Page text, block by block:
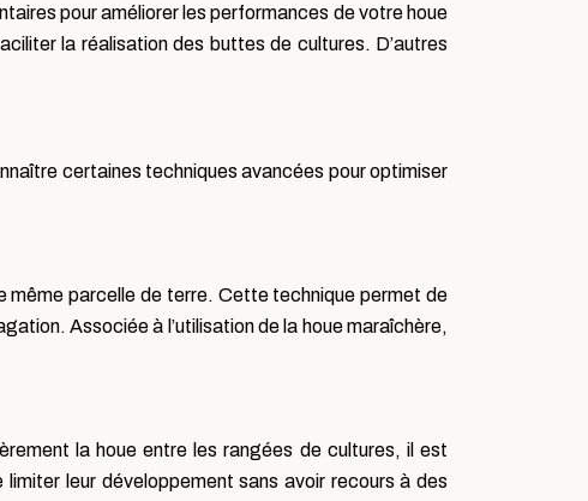
pour améliorer les performances de votre houe
la réalisation des buttes de cultures. D’autres
certaines techniques avancées pour optimiser
même parcelle de terre. Cette technique permet de
Associée à l’utilisation de la houe maraîchère,
la houe entre les rangées de cultures, il est
leur développement sans avoir recours à des